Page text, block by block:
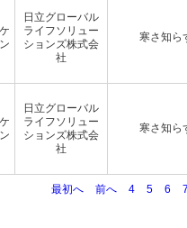
日立グローバル
ライフソリュー
ションズ株式会
社
寒さ知ら
日立グローバル
ライフソリュー
ションズ株式会
社
寒さ知ら
最初へ 前へ 4 5 6